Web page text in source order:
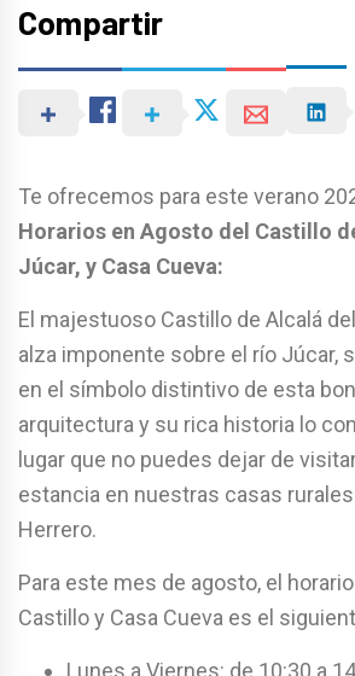
Compartir
Te ofrecemos para este verano
Horarios en Agosto del Castillo
Júcar, y Casa Cueva:
El majestuoso Castillo de Alcalá
alza imponente sobre el río Júcar,
en el símbolo distintivo de esta
arquitectura y su rica historia lo
lugar que no puedes dejar de
estancia en nuestras casas rurales
Herrero.
Para este mes de agosto, el
Castillo y Casa Cueva es el
Lunes a Viernes: de 10:30 a